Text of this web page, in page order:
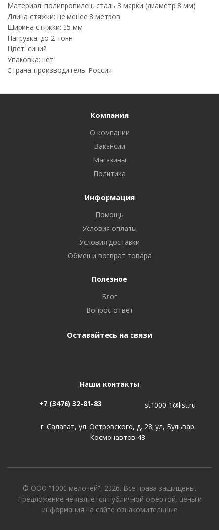
Материал: полипропилен, сталь 3 марки (диаметр 8 мм)
Длина стяжки: не менее 8 метров
Ширина стяжки: 35 мм
Нагрузка: до 2 тонн
Цвет: синий
Упаковка: нет
Страна-производитель: Россия
Компания
О компании
Вакансии
Магазины
Политика
Информация
Помощь
Условия оплаты
Условия доставки
Обмен и возврат товара
Полезное
Блог
Вопрос-ответ
Оставайтесь на связи
Наши контакты
+7 (3476) 32-81-83 st1000-1@list.ru
г. Салават, ул. Островского, д. 28; ул, Бульвар
Космонавтов 43
© ООО “1000 мелочей”, 2026. Все права защищены.
Предложение не является публичной офертой, цены и
информация на сайте ознакомительные